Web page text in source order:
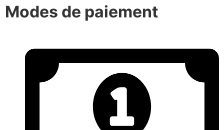
Modes de paiement